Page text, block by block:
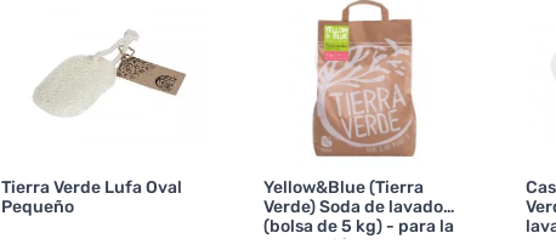
Tierra Verde Lufa Oval
Pequeño
Yellow&Blue (Tierra
Verde) Soda de lavado
(bolsa de 5 kg) - para la
producción de polvo